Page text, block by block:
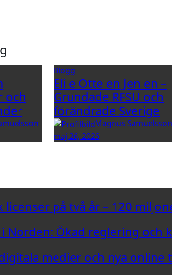
och
Blogg
Eli e Otte en Jen en –
Grundade RFSU och
förändrade Sverige
Magnus Samuelsson
maj 26, 2026
licenser på två år – 120
Norden: Ökad reglering och
medier och nya online